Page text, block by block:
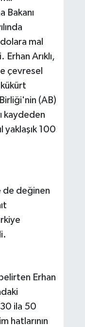
Bakanı
mal
Arıklı,
çevresel
(AB)
kaydeden
yaklaşık 100
de değinen
Erhan
ila 50
hatlarının